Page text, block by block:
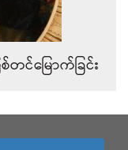
င်မြောက်ခြင်း